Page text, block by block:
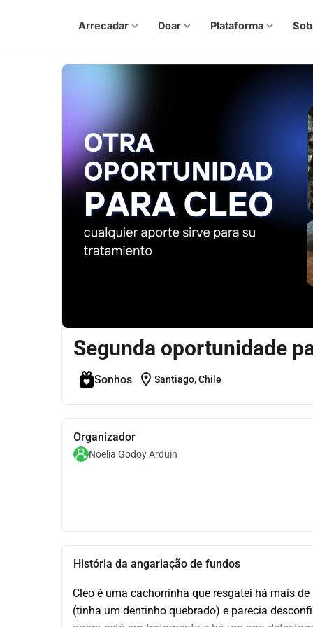
Arrecadar expand_more Doar expand_more Plataforma expand_more
Segunda oportunidade
Sonhos location_on Santiago, Chile
Organizador
Noelia Godoy Arduin
História da angariação de fundos
Cleo é uma cachorrinha que resgatei há mais
(tinha um dentinho quebrado) e parecia